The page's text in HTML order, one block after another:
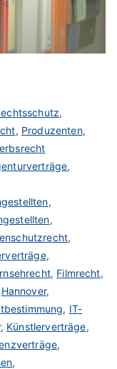
,
, Produzenten,
,
,
,
,
,
, Filmrecht,
Hannover,
, IT-
, Künstlerverträge,
,
,